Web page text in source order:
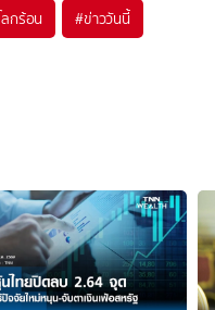
ลกร้อน #ข่าววันนี้